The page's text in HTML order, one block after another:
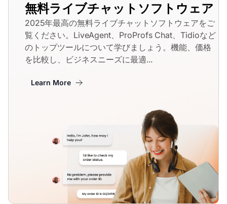
無料ライブチャットソフトウェア
2025年最高の無料ライブチャットソフトウェアをご
覧ください。LiveAgent、ProProfs Chat、Tidioなど
のトップツールについて学びましょう。機能、価格
を比較し、ビジネスニーズに最適...
Learn More